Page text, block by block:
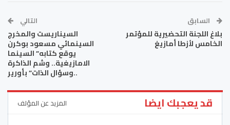
السابق
بلاغ اللجنة التحضيرية للمؤتمر
الخامس لأزطا أمازيغ
التالي
السيناريست والمخرج
السينمائي مسعود بوكرن
يوقع كتابه” السينما
الامازيغية.. وشم الذاكرة
..وسؤال الذات” بأورير
قد يعجبك ايضا المزيد عن المؤلف